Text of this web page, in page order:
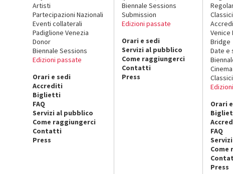
Artisti
Partecipazioni Nazionali
Eventi collaterali
Padiglione Venezia
Donor
Biennale Sessions
Edizioni passate
Orari e sedi
Accrediti
Biglietti
FAQ
Servizi al pubblico
Come raggiungerci
Contatti
Press
Biennale Sessions
Submission
Edizioni passate
Orari e sedi
Servizi al pubblico
Come raggiungerci
Contatti
Press
Classici
Venice
Bridge
Date e
Cinema
Orari
FAQ
Come
Press